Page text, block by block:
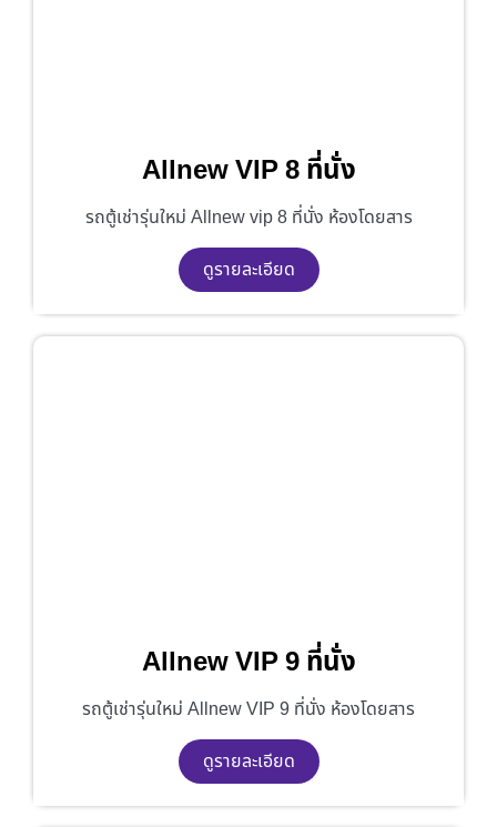
Allnew VIP 8 ที่นั่ง
รถตู้เช่ารุ่นใหม่ Allnew vip 8 ที่นั่ง ห้องโดยสาร
ดูรายละเอียด
Allnew VIP 9 ที่นั่ง
รถตู้เช่ารุ่นใหม่ Allnew VIP 9 ที่นั่ง ห้องโดยสาร
ดูรายละเอียด